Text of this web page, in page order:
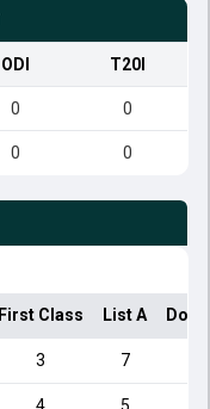
ODI T20I
0 0
0 0
First Class List A
3 7